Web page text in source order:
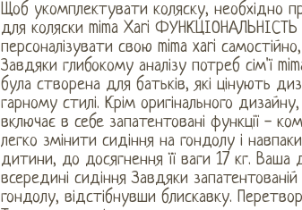
Щоб укомплектувати коляску, необхідно
для коляски mima Xari
персоналізувати свою mima xari
Завдяки глибокому аналізу потреб сім'ї
була створена для батьків, які цінують
гарному стилі. Крім оригінального
включає в себе запатентовані функції -
легко змінити сидіння на гондолу і
дитини, до досягнення її ваги 17 кг.
всередині сидіння Завдяки
гондолу, відстібнувши блискавку.